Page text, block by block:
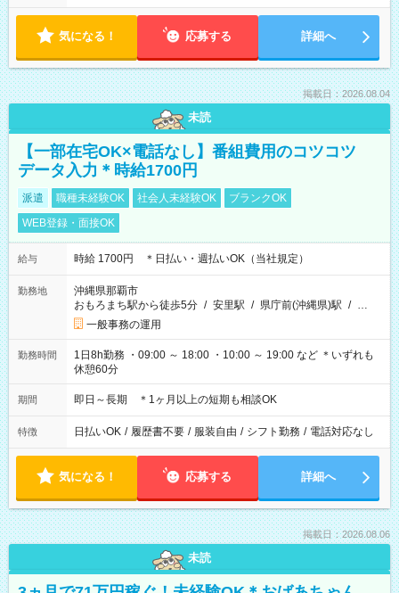
気になる！ 応募する 詳細へ
掲載日：2026.08.04
未読
【一部在宅OK×電話なし】番組費用のコツコツ
データ入力＊時給1700円
派遣 職種未経験OK 社会人未経験OK
ブランクOK
WEB登録・面接OK
給与 時給 1700円 ＊日払い・週払いOK（当社規定）
勤務地
沖縄県那覇市
おもろまち駅から徒歩5分 / 安里駅 / 県庁前(沖縄県)駅 / …
一般事務の運用
勤務時間
1日8h勤務 ・09:00 ～ 18:00 ・10:00 ～ 19:00 など ＊いずれも
休憩60分
期間 即日～長期 ＊1ヶ月以上の短期も相談OK
特徴 日払いOK / 履歴書不要 / 服装自由 / シフト勤務 / 電話対応なし
気になる！ 応募する 詳細へ
掲載日：2026.08.06
未読